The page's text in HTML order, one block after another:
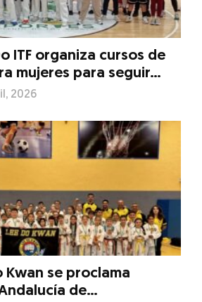
ITF organiza cursos de
mujeres para seguir...
2026
Kwan se proclama
de...